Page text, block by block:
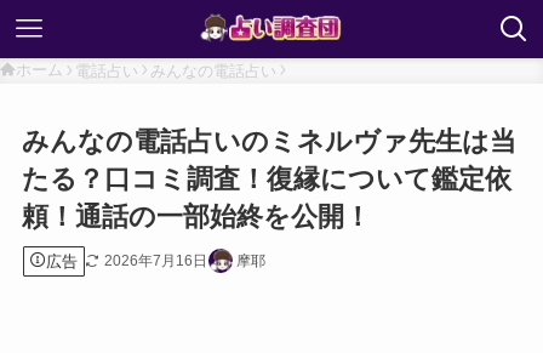
ホーム 電話占い みんなの電話占い
みんなの電話占いのミネルヴァ先生は当
たる？口コミ調査！復縁について鑑定依
頼！通話の一部始終を公開！
広告 2026年7月16日 摩耶